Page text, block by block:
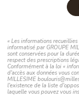
« Les informations
informatisé par GROUPE
sont conservées pour la
respect des prescriptions
Conformément à la loi «
d'accès aux données vous
MILLESIME
l'existence de la liste
laquelle vous pouvez vous